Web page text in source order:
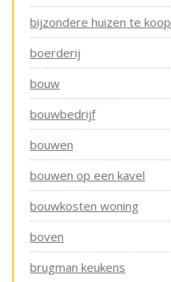
bijzondere huizen te koop
boerderij
bouw
bouwbedrijf
bouwen
bouwen op een kavel
bouwkosten woning
boven
brugman keukens